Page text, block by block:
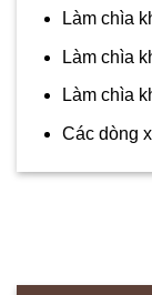
Làm chìa
Làm chìa
Làm chìa
Các dòng